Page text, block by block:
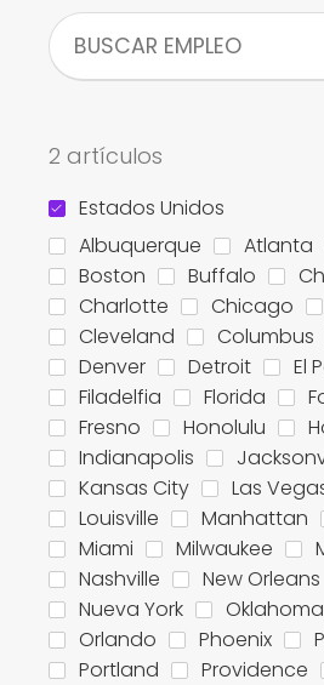
2 artículos
Estados Unidos
Albuquerque
Atlanta
Boston
Buffalo
Charlotte
Chicago
Cleveland
Columbus
Denver
Detroit
El
Filadelfia
Florida
Fresno
Honolulu
Indianapolis
Kansas City
Las
Louisville
Manhattan
Miami
Milwaukee
Nashville
New Orleans
Nueva York
Orlando
Phoenix
Portland
Providence